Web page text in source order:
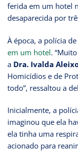
ferida em um hotel
desaparecida por
À época, a polícia
em um hotel.
a Dra. Ivalda
Homicídios e de
todo”, ressaltou a
Inicialmente, a
imaginou que ela
ela tinha uma
acionado para